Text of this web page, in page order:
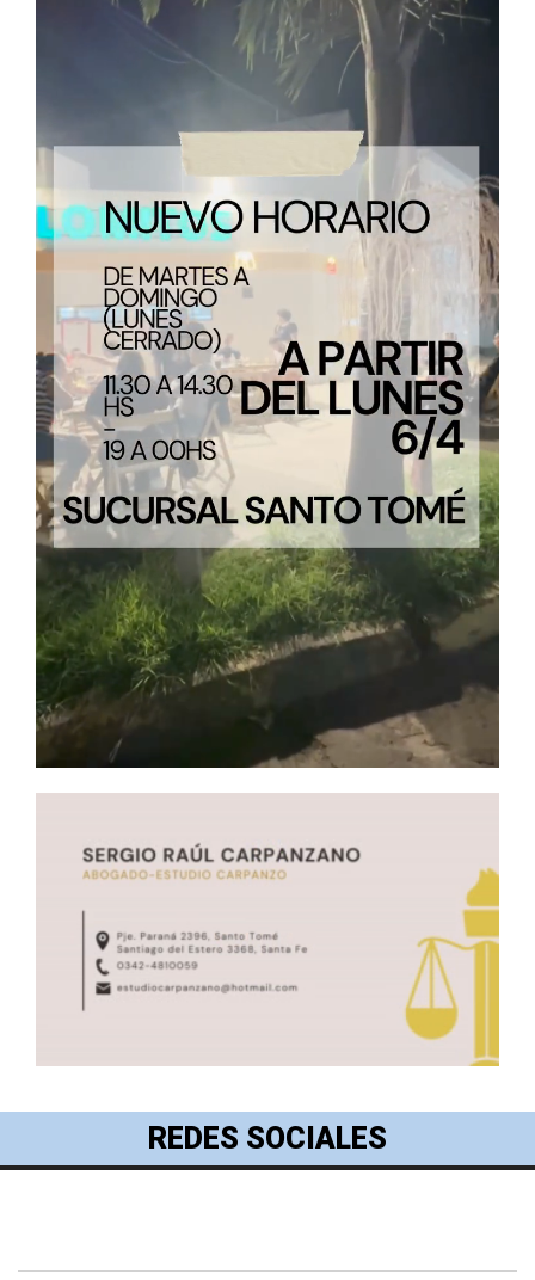
REDES SOCIALES